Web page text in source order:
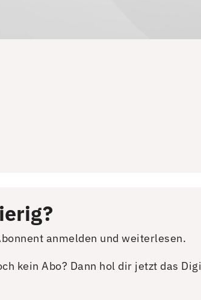
anmelden und weiterlesen.
kein Abo? Dann hol dir jetzt das